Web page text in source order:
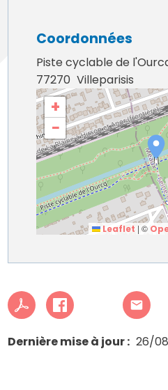
Coordonnées
Piste cyclable de
77270 Villeparisis
+
−
Leaflet | ©
Dernière mise à jour 26/